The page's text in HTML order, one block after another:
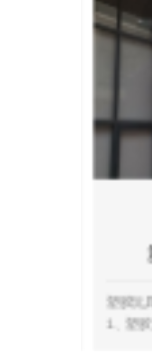
塑胶玩具厂
1、塑胶